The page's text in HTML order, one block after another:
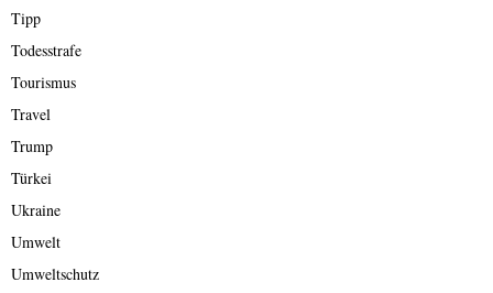
Tipp
Todesstrafe
Tourismus
Travel
Trump
Türkei
Ukraine
Umwelt
Umweltschutz